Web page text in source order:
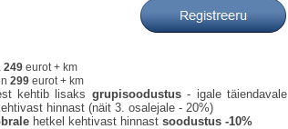
249 eurot + km
299 eurot + km
kehtib lisaks grupisoodustus- igale täiendavale
hinnast (näit 3. osalejale - 20%)
hetkel kehtivast hinnast soodustus -10%